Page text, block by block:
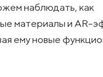
наблюдать, как
материалы и AR-
ему новые